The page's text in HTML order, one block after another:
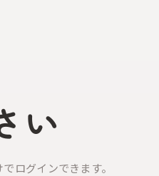
い
ログインできます。